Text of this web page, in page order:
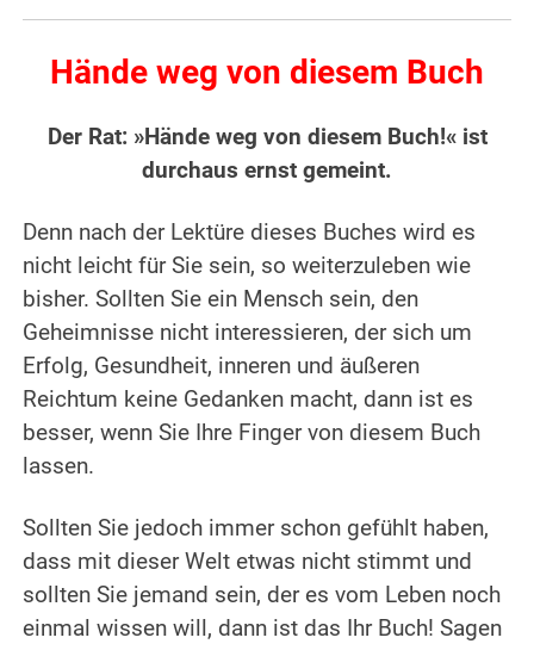
Hände weg von diesem Buch
Der Rat: »Hände weg von diesem Buch!« ist
durchaus ernst gemeint.
Denn nach der Lektüre dieses Buches wird es
nicht leicht für Sie sein, so weiterzuleben wie
bisher. Sollten Sie ein Mensch sein, den
Geheimnisse nicht interessieren, der sich um
Erfolg, Gesundheit, inneren und äußeren
Reichtum keine Gedanken macht, dann ist es
besser, wenn Sie Ihre Finger von diesem Buch
lassen.
Sollten Sie jedoch immer schon gefühlt haben,
dass mit dieser Welt etwas nicht stimmt und
sollten Sie jemand sein, der es vom Leben noch
einmal wissen will, dann ist das Ihr Buch! Sagen